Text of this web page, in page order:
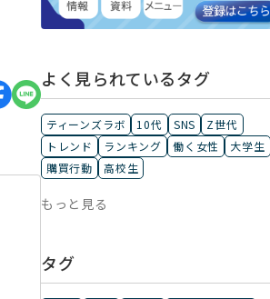
よく見られているタグ
ティーンズラボ 10代 SNS
Z世代
トレンド
ランキング 働く女性
大学生
購買行動
高校生
もっと見る
タグ